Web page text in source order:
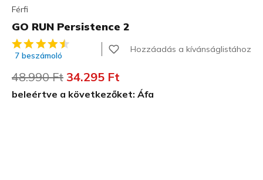
Férfi
GO RUN Persistence 2
5 az 5-ből ügyfélértékelés
7 beszámoló
Hozzáadás a kívánságlistához
Az ár a következőhöz képest csökkent:
48.990 Ft címzett:
34.295 Ft
beleértve a következőket: Áfa